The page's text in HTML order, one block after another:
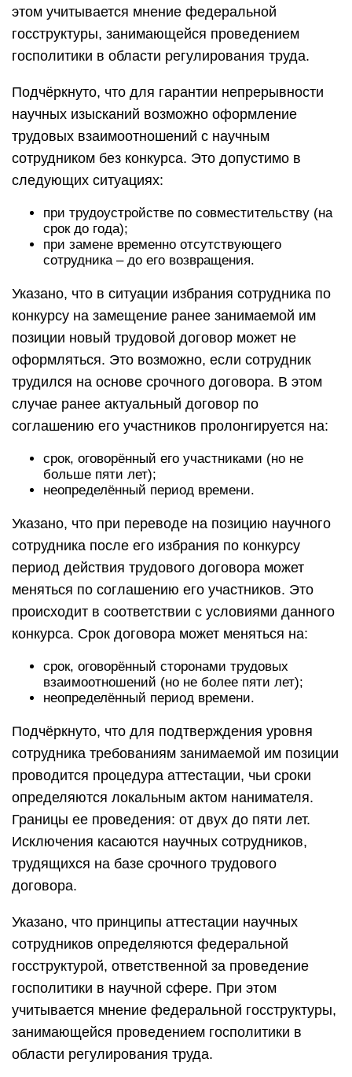
этом учитывается мнение федеральной
госструктуры, занимающейся проведением
госполитики в области регулирования труда.
Подчёркнуто, что для гарантии непрерывности
научных изысканий возможно оформление
трудовых взаимоотношений с научным
сотрудником без конкурса. Это допустимо в
следующих ситуациях:
при трудоустройстве по совместительству (на
срок до года);
при замене временно отсутствующего
сотрудника – до его возвращения.
Указано, что в ситуации избрания сотрудника по
конкурсу на замещение ранее занимаемой им
позиции новый трудовой договор может не
оформляться. Это возможно, если сотрудник
трудился на основе срочного договора. В этом
случае ранее актуальный договор по
соглашению его участников пролонгируется на:
срок, оговорённый его участниками (но не
больше пяти лет);
неопределённый период времени.
Указано, что при переводе на позицию научного
сотрудника после его избрания по конкурсу
период действия трудового договора может
меняться по соглашению его участников. Это
происходит в соответствии с условиями данного
конкурса. Срок договора может меняться на:
срок, оговорённый сторонами трудовых
взаимоотношений (но не более пяти лет);
неопределённый период времени.
Подчёркнуто, что для подтверждения уровня
сотрудника требованиям занимаемой им позиции
проводится процедура аттестации, чьи сроки
определяются локальным актом нанимателя.
Границы ее проведения: от двух до пяти лет.
Исключения касаются научных сотрудников,
трудящихся на базе срочного трудового
договора.
Указано, что принципы аттестации научных
сотрудников определяются федеральной
госструктурой, ответственной за проведение
госполитики в научной сфере. При этом
учитывается мнение федеральной госструктуры,
занимающейся проведением госполитики в
области регулирования труда.